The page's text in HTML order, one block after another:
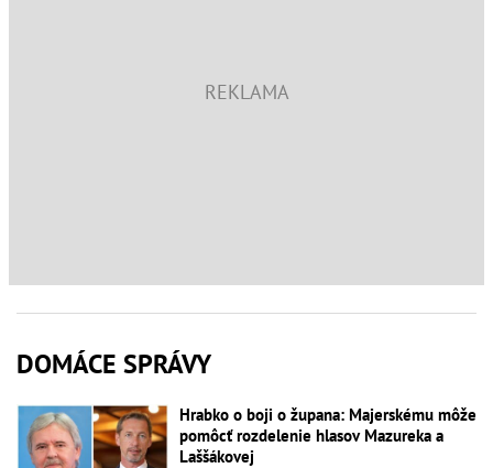
DOMÁCE SPRÁVY
Hrabko o boji o župana: Majerskému môže
pomôcť rozdelenie hlasov Mazureka a
Laššákovej